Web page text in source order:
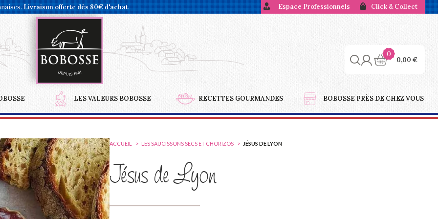
Livraison offerte dès 80€ d'achat. Espace Professionnels Click & Collect
0
0,00 €
LES VALEURS BOBOSSE RECETTES GOURMANDES BOBOSSE PRÈS DE CHEZ VOUS
ACCUEIL LES SAUCISSONS SECS ET CHORIZOS JÉSUS DE LYON
Jésus de Lyon